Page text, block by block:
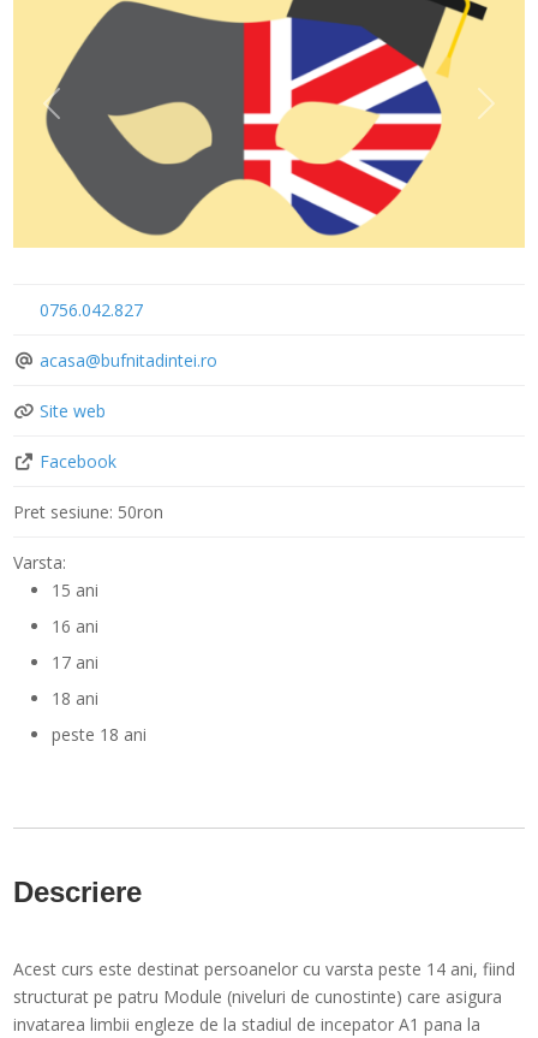
Anterior
0756.042.827
acasa@bufnitadintei.ro
Site web
Facebook
Pret sesiune: 50ron
Varsta:
15 ani
16 ani
17 ani
18 ani
peste 18 ani
Descriere
Acest curs este destinat persoanelor cu varsta peste 14 ani, fiind
structurat pe patru Module (niveluri de cunostinte) care asigura
invatarea limbii engleze de la stadiul de incepator A1 pana la